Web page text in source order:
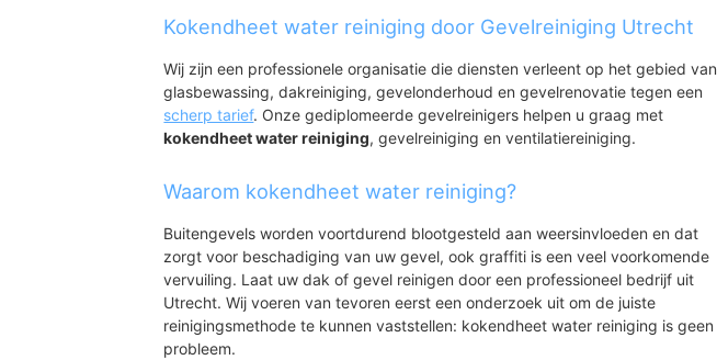
Maartensdijk
Achterwetering
Nieuwe-Wetering
Kokendheet water reiniging door Gevelreiniging Utrecht
Wij zijn een professionele organisatie die diensten verleent op het gebied van
glasbewassing, dakreiniging, gevelonderhoud en gevelrenovatie tegen een
scherp tarief. Onze gediplomeerde gevelreinigers helpen u graag met
kokendheet water reiniging, gevelreiniging en ventilatiereiniging.
Waarom kokendheet water reiniging?
Buitengevels worden voortdurend blootgesteld aan weersinvloeden en dat
zorgt voor beschadiging van uw gevel, ook graffiti is een veel voorkomende
vervuiling. Laat uw dak of gevel reinigen door een professioneel bedrijf uit
Utrecht. Wij voeren van tevoren eerst een onderzoek uit om de juiste
reinigingsmethode te kunnen vaststellen: kokendheet water reiniging is geen
probleem.